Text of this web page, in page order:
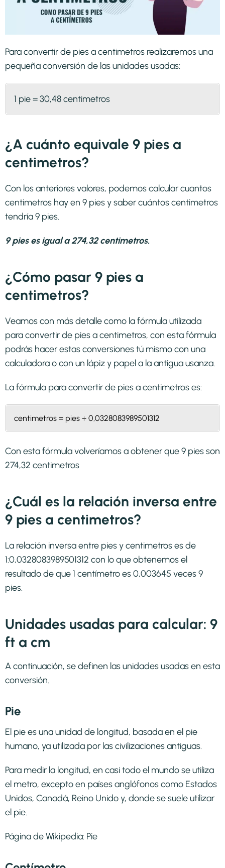
Para convertir de pies a centimetros realizaremos una
pequeña conversión de las unidades usadas:
1 pie = 30,48 centimetros
¿A cuánto equivale 9 pies a
centimetros?
Con los anteriores valores, podemos calcular cuantos
centimetros hay en 9 pies y saber cuántos centimetros
tendría 9 pies.
9 pies es igual a 274,32 centimetros.
¿Cómo pasar 9 pies a
centimetros?
Veamos con más detalle como la fórmula utilizada
para convertir de pies a centimetros, con esta fórmula
podrás hacer estas conversiones tú mismo con una
calculadora o con un lápiz y papel a la antigua usanza.
La fórmula para convertir de pies a centimetroses:
centimetros = pies ÷ 0,0328083989501312
Con esta fórmula volveríamos a obtener que 9 pies son
274,32 centimetros
¿Cuál es la relación inversa entre
9 pies a centimetros?
La relación inversa entre pies y centimetros es de
1:0,0328083989501312 con lo que obtenemos el
resultado de que 1 centímetro es 0,003645 veces 9
pies.
Unidades usadas para calcular: 9
ft a cm
A continuación, se definen las unidades usadas en esta
conversión.
Pie
El pie es una unidad de longitud, basada en el pie
humano, ya utilizada por las civilizaciones antiguas.
Para medir la longitud, en casi todo el mundo se utiliza
el metro, excepto en países anglófonos como Estados
Unidos, Canadá, Reino Unido y, donde se suele utilizar
el pie.
Página de Wikipedia: Pie